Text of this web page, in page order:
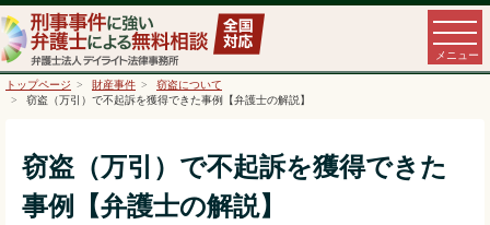
トップページ 財産事件
窃盗について
窃盗（万引）で不起訴を獲得できた事例【弁護士の解説】
窃盗（万引）で不起訴を獲得できた
事例【弁護士の解説】